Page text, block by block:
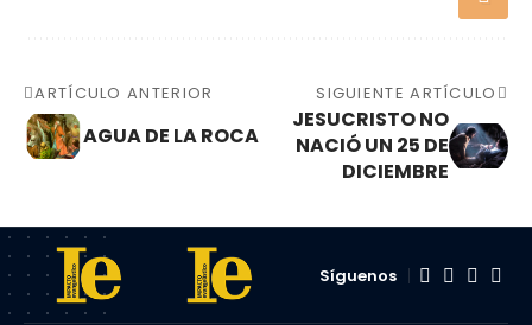
ARTÍCULO ANTERIOR
AGUA DE LA ROCA
SIGUIENTE ARTÍCULO
JESUCRISTO NO
NACIÓ UN 25 DE
DICIEMBRE
Síguenos